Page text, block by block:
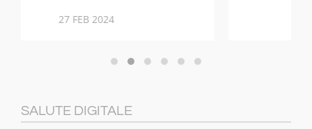
SALUTE DIGITALE